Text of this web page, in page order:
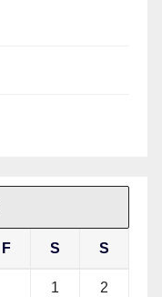
F S S
1 2